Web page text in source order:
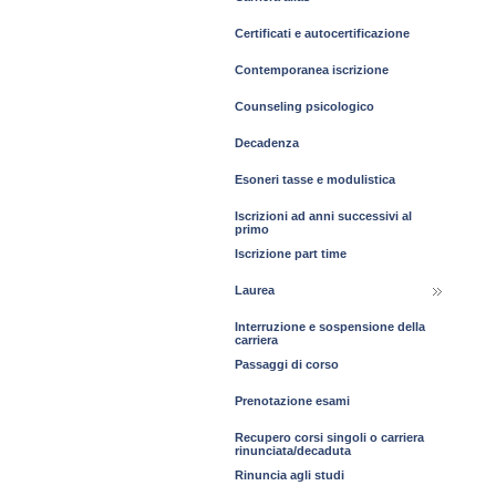
Certificati e autocertificazione
Contemporanea iscrizione
Counseling psicologico
Decadenza
Esoneri tasse e modulistica
Iscrizioni ad anni successivi al
primo
Iscrizione part time
Laurea
Interruzione e sospensione della
carriera
Passaggi di corso
Prenotazione esami
Recupero corsi singoli o carriera
rinunciata/decaduta
Rinuncia agli studi